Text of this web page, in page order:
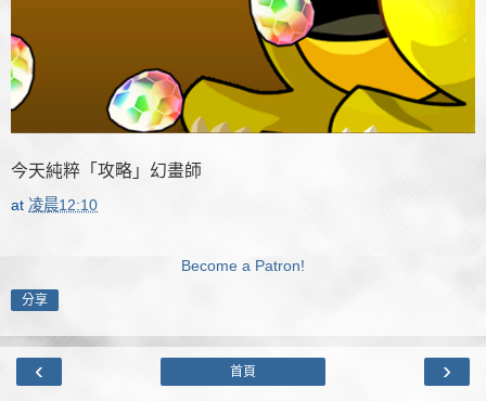
今天純粹「攻略」幻畫師
at 凌晨12:10
Become a Patron!
分享
‹ ›
首頁